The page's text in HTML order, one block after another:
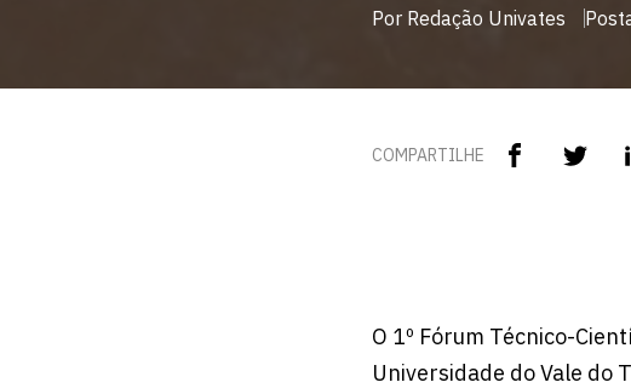
Por Redação Univates
COMPARTILHE
O 1º Fórum Técnico-
Universidade do Vale do